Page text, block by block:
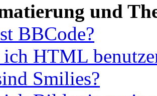
und
BBCode?
HTML
Smilies?